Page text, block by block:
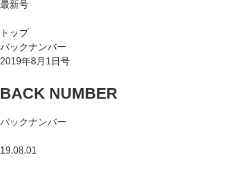
最新号
トップ
バックナンバー
2019年8月1日号
BACK NUMBER
バックナンバー
19.08.01